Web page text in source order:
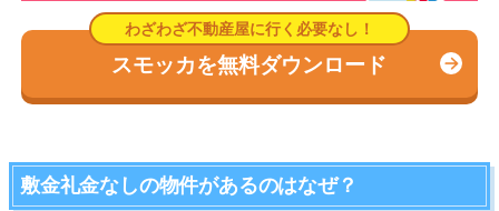
スモッカを無料ダウンロード
敷金礼金なしの物件があるのはなぜ？